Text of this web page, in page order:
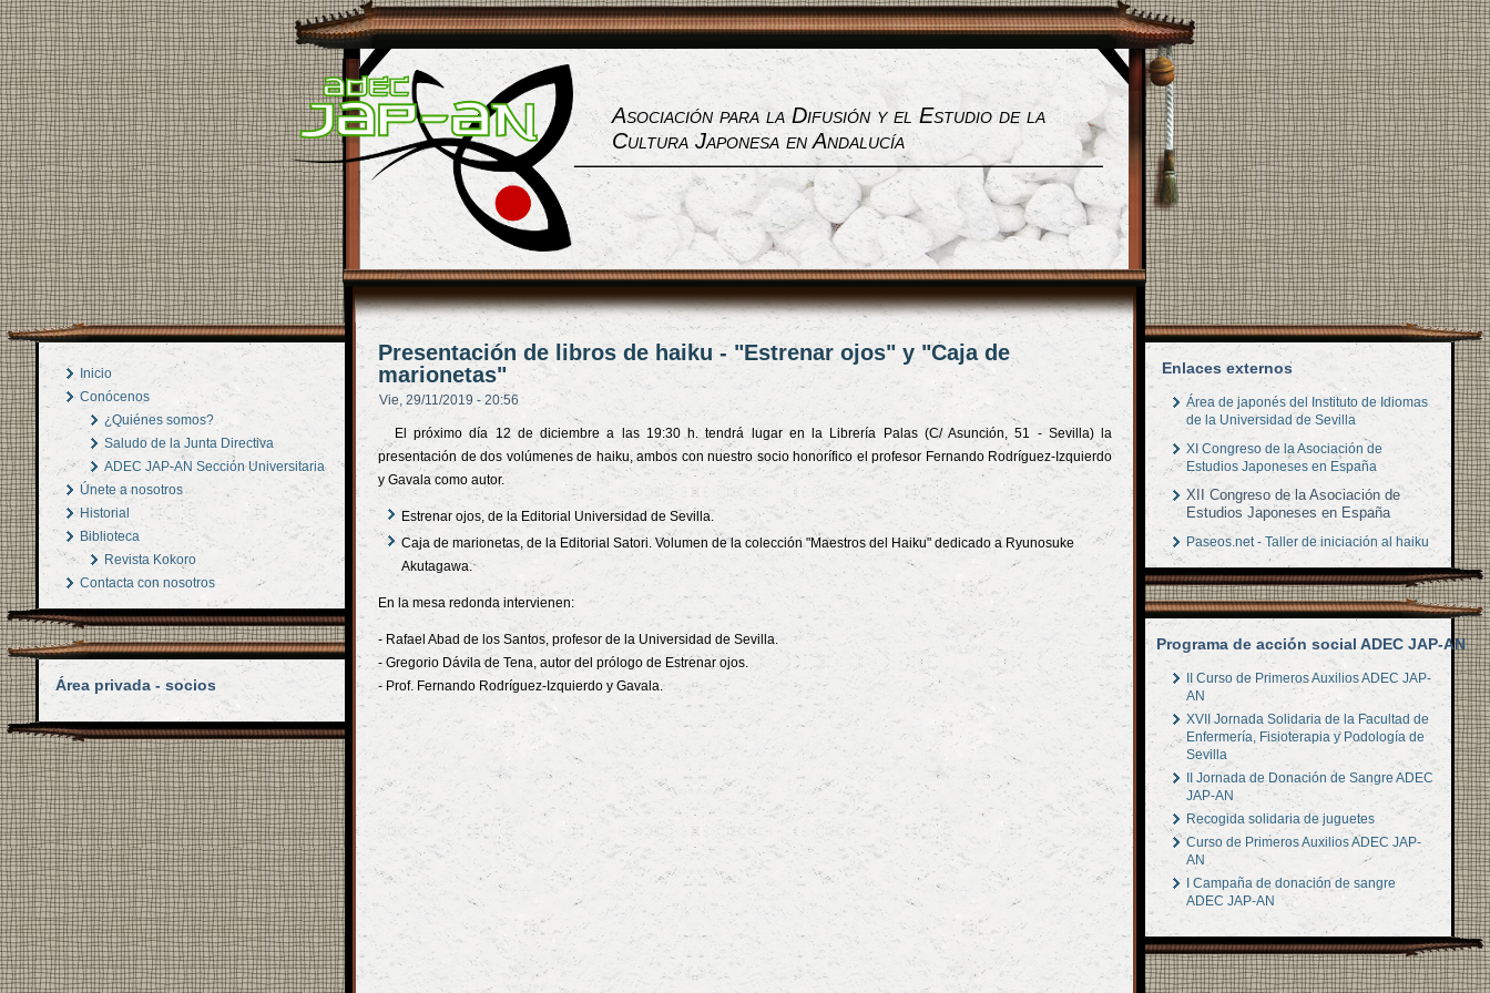
Asociación para la Difusión y el Estudio de la
Cultura Japonesa en Andalucía
Inicio
Conócenos
¿Quiénes somos?
Saludo de la Junta Directiva
ADEC JAP-AN Sección Universitaria
Únete a nosotros
Historial
Biblioteca
Revista Kokoro
Contacta con nosotros
Área privada - socios
Presentación de libros de haiku - "Estrenar ojos" y "Caja de
marionetas"
Vie, 29/11/2019 - 20:56
El próximo día 12 de diciembre a las 19:30 h. tendrá lugar en la Librería Palas (C/ Asunción, 51 - Sevilla) la
presentación de dos volúmenes de haiku, ambos con nuestro socio honorífico el profesor Fernando Rodríguez-Izquierdo
y Gavala como autor.
Estrenar ojos, de la Editorial Universidad de Sevilla.
Caja de marionetas, de la Editorial Satori. Volumen de la colección "Maestros del Haiku" dedicado a Ryunosuke
Akutagawa.
En la mesa redonda intervienen:
- Rafael Abad de los Santos, profesor de la Universidad de Sevilla.
- Gregorio Dávila de Tena, autor del prólogo de Estrenar ojos.
- Prof. Fernando Rodríguez-Izquierdo y Gavala.
Enlaces externos
Área de japonés del Instituto de Idiomas
de la Universidad de Sevilla
XI Congreso de la Asociación de
Estudios Japoneses en España
XII Congreso de la Asociación de
Estudios Japoneses en España
Paseos.net - Taller de iniciación al haiku
Programa de acción social ADEC JAP-AN
II Curso de Primeros Auxilios ADEC JAP-
AN
XVII Jornada Solidaria de la Facultad de
Enfermería, Fisioterapia y Podología de
Sevilla
II Jornada de Donación de Sangre ADEC
JAP-AN
Recogida solidaria de juguetes
Curso de Primeros Auxilios ADEC JAP-
AN
I Campaña de donación de sangre
ADEC JAP-AN